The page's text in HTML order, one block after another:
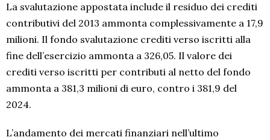
La svalutazione appostata include il residuo dei crediti
contributivi del 2013 ammonta complessivamente a 17,9
milioni. Il fondo svalutazione crediti verso iscritti alla
fine dell’esercizio ammonta a 326,05. Il valore dei
crediti verso iscritti per contributi al netto del fondo
ammonta a 381,3 milioni di euro, contro i 381,9 del
2024.
L’andamento dei mercati finanziari nell’ultimo